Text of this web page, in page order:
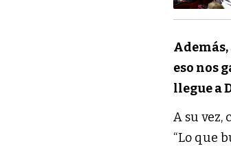
eso nos
llegue a
A su vez,
“Lo que